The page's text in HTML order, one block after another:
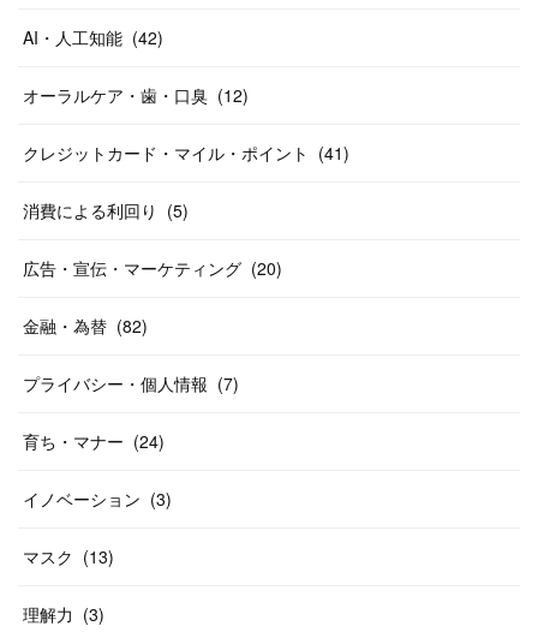
AI・人工知能 (42)
オーラルケア・歯・口臭 (12)
クレジットカード・マイル・ポイント (41)
消費による利回り (5)
広告・宣伝・マーケティング (20)
金融・為替 (82)
プライバシー・個人情報 (7)
育ち・マナー (24)
イノベーション (3)
マスク (13)
理解力 (3)